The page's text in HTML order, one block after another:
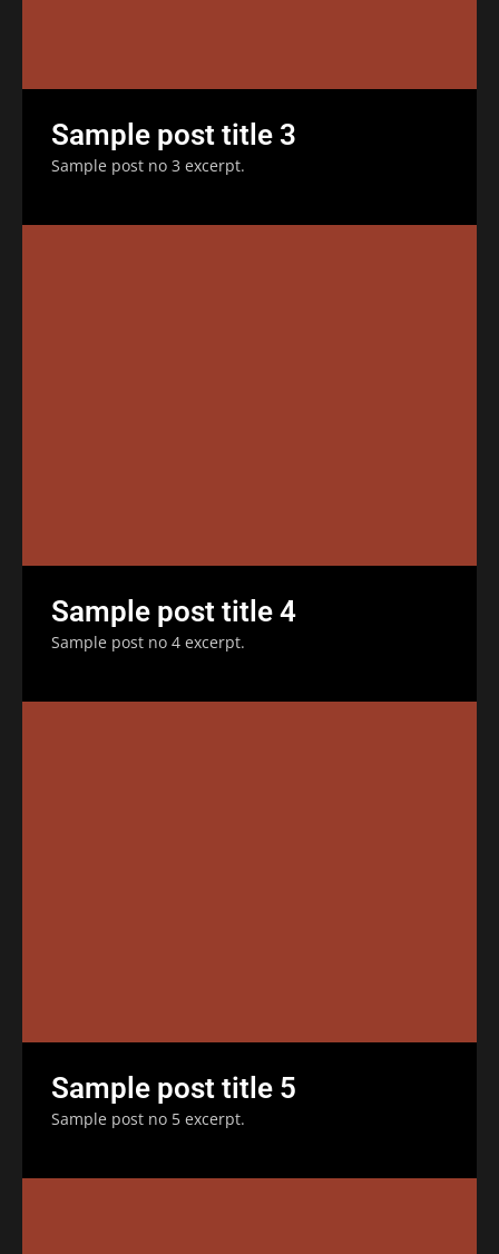
Sample post title 3
Sample post no 3 excerpt.
Sample post title 4
Sample post no 4 excerpt.
Sample post title 5
Sample post no 5 excerpt.